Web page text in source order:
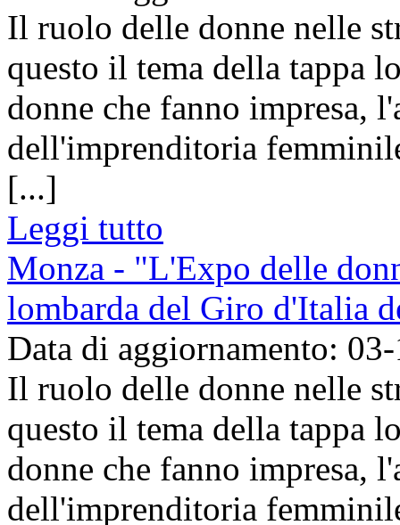
Il ruolo delle donne nelle
questo il tema della tappa
donne che fanno impresa,
dell'imprenditoria
[...]
Leggi tutto
Monza - "L'Expo delle
lombarda del Giro d'Italia
Data di aggiornamento:
Il ruolo delle donne nelle
questo il tema della tappa
donne che fanno impresa,
dell'imprenditoria